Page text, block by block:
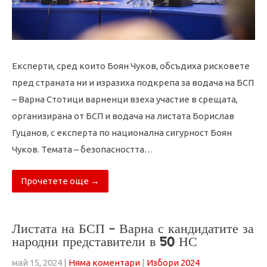
Експерти, сред които Боян Чуков, обсъдиха рисковете
пред страната ни и изразиха подкрепа за водача на БСП
– Варна Стотици варненци взеха участие в срещата,
организирана от БСП и водача на листата Борислав
Гуцанов, с експерта по национална сигурност Боян
Чуков. Темата – безопасността…
Прочетете още →
Листата на БСП – Варна с кандидатите за
народни представители в 50 НС
май 15, 2024 | Няма коментари | Избори 2024